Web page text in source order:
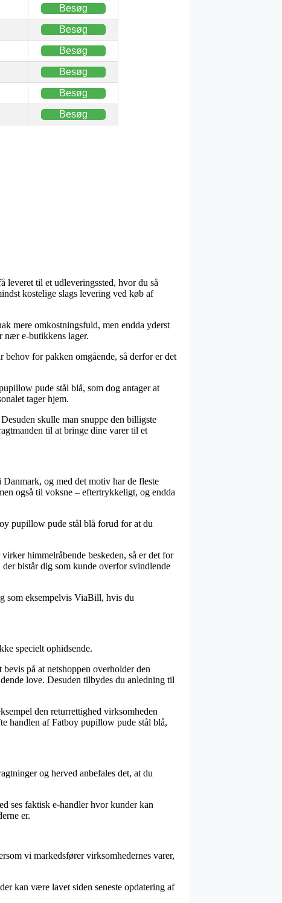
Besøg
Besøg
Besøg
Besøg
Besøg
Besøg
leveret til et udleveringssted, hvor du så
kostelige slags levering ved køb af
mere omkostningsfuld, men endda yderst
nær e-butikkens lager.
for pakken omgående, så derfor er det
pude stål blå, som dog antager at
tager hjem.
skulle man snuppe den billigste
til at bringe dine varer til et
og med det motiv har de fleste
også til voksne – eftertrykkeligt, og endda
pupillow pude stål blå forud for at du
himmelråbende beskeden, så er det for
bistår dig som kunde overfor svindlende
som eksempelvis ViaBill, hvis du
specielt ophidsende.
på at netshoppen overholder den
love. Desuden tilbydes du anledning til
den returrettighed virksomheden
handlen af Fatboy pupillow pude stål blå,
og herved anbefales det, at du
ses faktisk e-handler hvor kunder kan
er.
vi markedsfører virksomhedernes varer,
kan være lavet siden seneste opdatering af